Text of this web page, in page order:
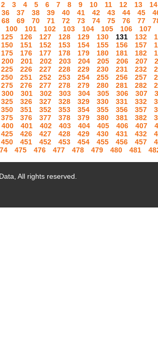
2 3 4 5 6 7 8 9 10 11 12 13
14
36 37 38 39 40 41 42 43 44 45
68 69 70 71 72 73 74 75 76 77
100 101 102 103 104 105 106
107
125 126 127 128 129 130 131 132
150 151 152 153 154 155 156 157
175 176 177 178 179 180 181 182
200 201 202 203 204 205 206 207
225 226 227 228 229 230 231 232
250 251 252 253 254 255 256 257
275 276 277 278 279 280 281 282
300 301 302 303 304 305 306 307
325 326 327 328 329 330 331 332
350 351 352 353 354 355 356 357
375 376 377 378 379 380 381 382
400 401 402 403 404 405 406 407
425 426 427 428 429 430 431 432
450 451 452 453 454 455 456 457
475 476 477 478 479 480 481
All rights reserved.